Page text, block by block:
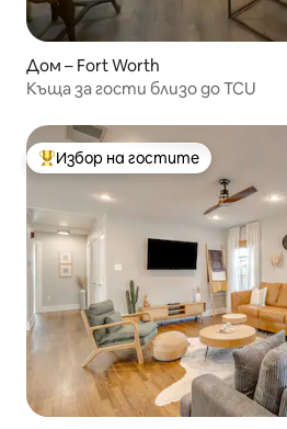
Дом – Fort Worth
Къща за гости близо до TCU
Най-популярен избор на гостите
Избор на гостите